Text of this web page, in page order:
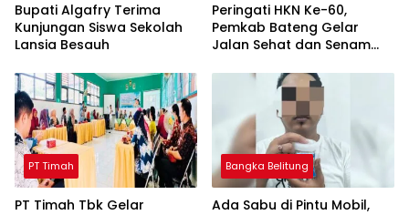
Bupati Algafry Terima
Kunjungan Siswa Sekolah
Lansia Besauh
Peringati HKN Ke-60,
Pemkab Bateng Gelar
Jalan Sehat dan Senam
PT Timah
PT Timah Tbk Gelar
Bangka Belitung
Ada Sabu di Pintu Mobil,